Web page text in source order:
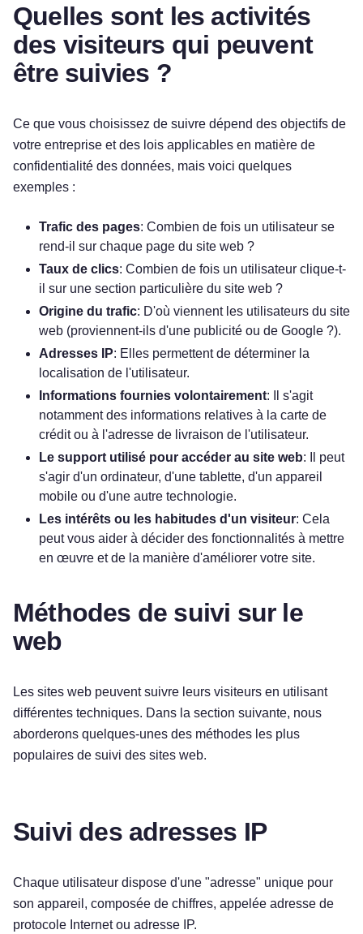
Quelles sont les activités
des visiteurs qui peuvent
être suivies ?
Ce que vous choisissez de suivre dépend des objectifs de
votre entreprise et des lois applicables en matière de
confidentialité des données, mais voici quelques
exemples :
Trafic des pages: Combien de fois un utilisateur se
rend-il sur chaque page du site web ?
Taux de clics: Combien de fois un utilisateur clique-t-
il sur une section particulière du site web ?
Origine du trafic: D'où viennent les utilisateurs du site
web (proviennent-ils d'une publicité ou de Google ?).
Adresses IP: Elles permettent de déterminer la
localisation de l'utilisateur.
Informations fournies volontairement: Il s'agit
notamment des informations relatives à la carte de
crédit ou à l'adresse de livraison de l'utilisateur.
Le support utilisé pour accéder au site web: Il peut
s'agir d'un ordinateur, d'une tablette, d'un appareil
mobile ou d'une autre technologie.
Les intérêts ou les habitudes d'un visiteur: Cela
peut vous aider à décider des fonctionnalités à mettre
en œuvre et de la manière d'améliorer votre site.
Méthodes de suivi sur le
web
Les sites web peuvent suivre leurs visiteurs en utilisant
différentes techniques. Dans la section suivante, nous
aborderons quelques-unes des méthodes les plus
populaires de suivi des sites web.
Suivi des adresses IP
Chaque utilisateur dispose d'une "adresse" unique pour
son appareil, composée de chiffres, appelée adresse de
protocole Internet ou adresse IP.